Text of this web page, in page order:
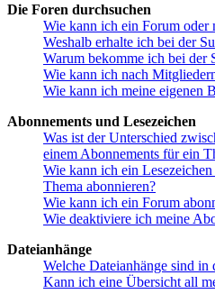
Die Foren durchsuchen
Wie kann ich ein Forum oder
Weshalb erhalte ich bei der
Warum bekomme ich bei der
Wie kann ich nach
Wie kann ich meine eigenen
Abonnements und Lesezeichen
Was ist der Unterschied
einem Abonnements für ein
Wie kann ich ein
Thema abonnieren?
Wie kann ich ein Forum
Wie deaktiviere ich meine
Dateianhänge
Welche Dateianhänge sind in
Kann ich eine Übersicht all